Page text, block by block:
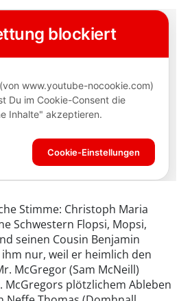
Stimme: Christoph Maria
Schwestern Flopsi, Mopsi,
seinen Cousin Benjamin
nur, weil er heimlich den
McGregor (Sam McNeill)
McGregors plötzlichem Ableben